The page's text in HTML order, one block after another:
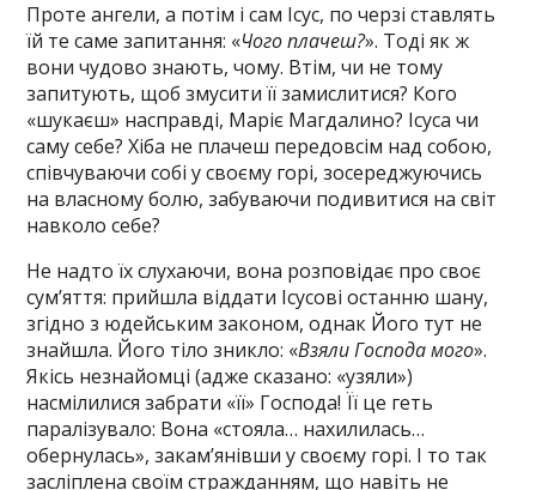
Проте ангели, а потім і сам Ісус, по черзі ставлять
їй те саме запитання: «Чого плачеш?». Тоді як ж
вони чудово знають, чому. Втім, чи не тому
запитують, щоб змусити її замислитися? Кого
«шукаєш» насправді, Маріє Магдалино? Ісуса чи
саму себе? Хіба не плачеш передовсім над собою,
співчуваючи собі у своєму горі, зосереджуючись
на власному болю, забуваючи подивитися на світ
навколо себе?
Не надто їх слухаючи, вона розповідає про своє
сум’яття: прийшла віддати Ісусові останню шану,
згідно з юдейським законом, однак Його тут не
знайшла. Його тіло зникло: «Взяли Господа мого».
Якісь незнайомці (адже сказано: «узяли»)
насмілилися забрати «її» Господа! Її це геть
паралізувало: Вона «стояла… нахилилась…
обернулась», закам’янівши у своєму горі. І то так
засліплена своїм стражданням, що навіть не